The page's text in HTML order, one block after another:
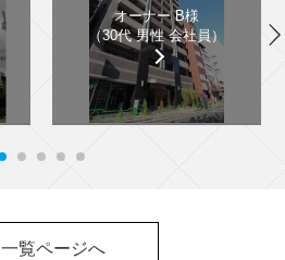
オーナー B様
（30代 男性 会社員）
一覧ページへ